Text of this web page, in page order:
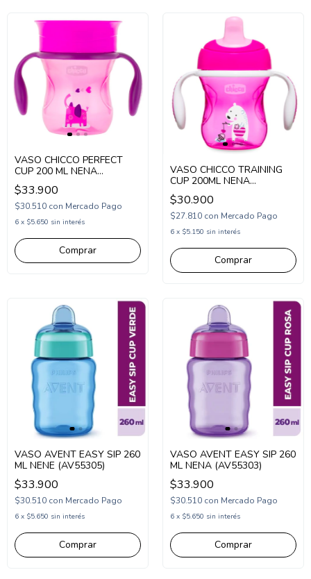
VASO CHICCO PERFECT
CUP 200 ML NENA
(CH069511)
$33.900
$30.510 con Mercado Pago
6 x $5.650 sin interés
VASO CHICCO TRAINING
CUP 200ML NENA
(CH069211)
$30.900
$27.810 con Mercado Pago
6 x $5.150 sin interés
VASO AVENT EASY SIP 260
ML NENE (AV55305)
$33.900
$30.510 con Mercado Pago
6 x $5.650 sin interés
VASO AVENT EASY SIP 260
ML NENA (AV55303)
$33.900
$30.510 con Mercado Pago
6 x $5.650 sin interés